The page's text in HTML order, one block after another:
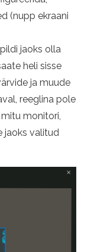
(nupp ekraani
jaoks olla
heli sisse
ja muude
reeglina pole
monitori,
jaoks valitud